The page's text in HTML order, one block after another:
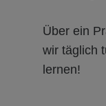
Über ein
wir täglich
lernen!